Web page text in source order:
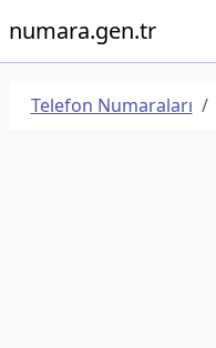
numara.gen.tr
Telefon Numaraları